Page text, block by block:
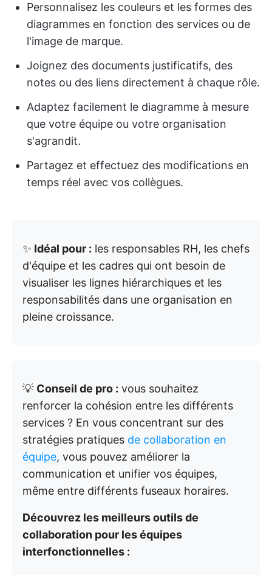
Personnalisez les couleurs et les formes des
diagrammes en fonction des services ou de
l'image de marque.
Joignez des documents justificatifs, des
notes ou des liens directement à chaque rôle.
Adaptez facilement le diagramme à mesure
que votre équipe ou votre organisation
s'agrandit.
Partagez et effectuez des modifications en
temps réel avec vos collègues.
✨ Idéal pour : les responsables RH, les chefs
d'équipe et les cadres qui ont besoin de
visualiser les lignes hiérarchiques et les
responsabilités dans une organisation en
pleine croissance.
💡 Conseil de pro : vous souhaitez
renforcer la cohésion entre les différents
services ? En vous concentrant sur des
stratégies pratiques de collaboration en
équipe, vous pouvez améliorer la
communication et unifier vos équipes,
même entre différents fuseaux horaires.
Découvrez les meilleurs outils de
collaboration pour les équipes
interfonctionnelles :